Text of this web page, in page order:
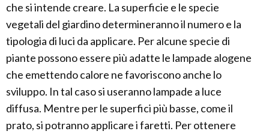
che si intende creare. La superficie e le specie
vegetali del giardino determineranno il numero e la
tipologia di luci da applicare. Per alcune specie di
piante possono essere più adatte le lampade alogene
che emettendo calore ne favoriscono anche lo
sviluppo. In tal caso si useranno lampade a luce
diffusa. Mentre per le superfici più basse, come il
prato, si potranno applicare i faretti. Per ottenere